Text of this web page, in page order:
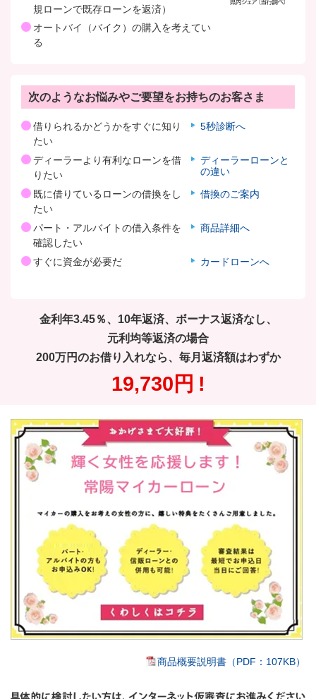
規ローンで既存ローンを返済）
オートバイ（バイク）の購入を考えてい
る
次のようなお悩みやご要望をお持ちのお客さま
借りられるかどうかをすぐに知り
たい
ディーラーより有利なローンを借
りたい
既に借りているローンの借換をし
たい
パート・アルバイトの借入条件を
確認したい
すぐに資金が必要だ
5秒診断へ
ディーラーローンと
の違い
借換のご案内
商品詳細へ
カードローンへ
金利年3.45％、10年返済、ボーナス返済なし、
元利均等返済の場合
200万円のお借り入れなら、毎月返済額はわずか
19,730円 !
商品概要説明書（PDF：107KB）